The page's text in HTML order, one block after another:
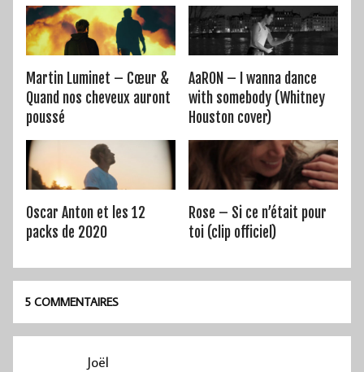
Martin Luminet – Cœur &
Quand nos cheveux auront
poussé
AaRON – I wanna dance
with somebody (Whitney
Houston cover)
Oscar Anton et les 12
packs de 2020
Rose – Si ce n’était pour
toi (clip officiel)
5 COMMENTAIRES
Joël